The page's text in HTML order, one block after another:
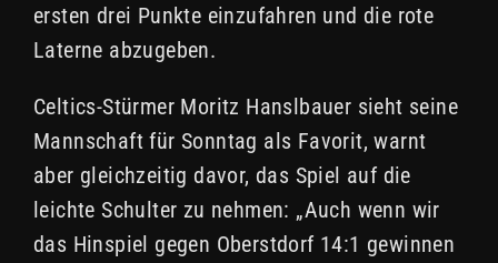
ersten drei Punkte einzufahren und die rote
Laterne abzugeben.
Celtics-Stürmer Moritz Hanslbauer sieht seine
Mannschaft für Sonntag als Favorit, warnt
aber gleichzeitig davor, das Spiel auf die
leichte Schulter zu nehmen: „Auch wenn wir
das Hinspiel gegen Oberstdorf 14:1 gewinnen